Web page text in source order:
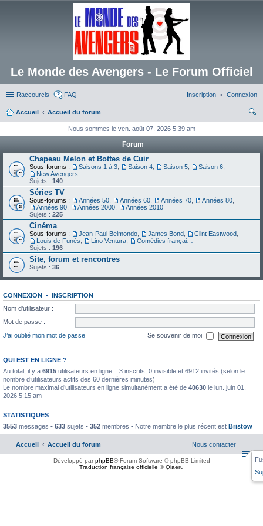
Le Monde des Avengers - Le Forum Officiel
Raccourcis FAQ Connexion
Inscription
Accueil
Accueil du forum
ch
Nous sommes le ven. août 07, 2026 5:39 am
Forum
Chapeau Melon et Bottes de Cuir
Sous-forums : Saisons 1 à 3 Saison 4 Saison 5 Saison 6
New Avengers
Sujets : 140
Séries TV
Sous-forums : Années 50 Années 60 Années 70 Années 80
Années 90
Années 2000
Années 2010
Sujets : 225
Cinéma
Sous-forums : Jean-Paul Belmondo James Bond Clint Eastwood
Louis de Funès
Lino Ventura
Sujets : 196
Site, forum et rencontres
Sujets : 36
CONNEXION • INSCRIPTION
Nom d’utilisateur :
Mot de passe :
J’ai oublié mon mot de passe
Se souvenir de moi
QUI EST EN LIGNE ?
Au total, il y a 6915 utilisateurs en ligne :: 3 inscrits, 0 invisible et 6912 invités (selon le
nombre d’utilisateurs actifs des 60 dernières minutes)
Le nombre maximal d’utilisateurs en ligne simultanément a été de 40630 le lun. juin 01,
2026 5:15 am
STATISTIQUES
3553 messages • 633 sujets • 352 membres • Notre membre le plus récent est Bristow
Accueil Accueil du forum Nous contacter
Développé parphpBB® Forum Software © phpBB Limited
Traduction française officielle ©Qiaeru